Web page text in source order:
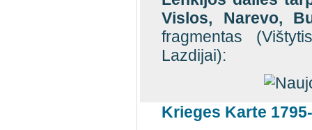
Vislos, Narevo,
fragmentas
Lazdijai):
Krieges Karte